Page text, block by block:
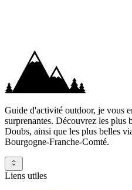
Contactez-nous
Guide d'activité outdoor, je vous
surprenantes. Découvrez les plus
Doubs, ainsi que les plus belles
Bourgogne-Franche-Comté.
Liens utiles